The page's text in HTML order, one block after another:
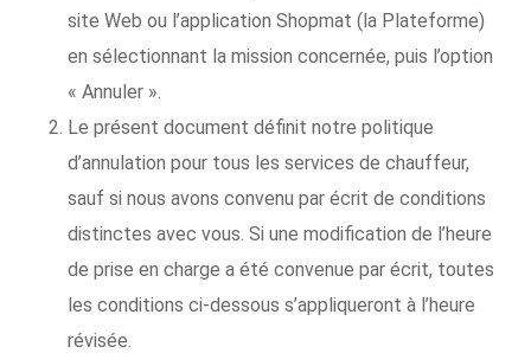
site Web ou l’application Shopmat (la Plateforme)
en sélectionnant la mission concernée, puis l’option
« Annuler ».
Le présent document définit notre politique
d’annulation pour tous les services de chauffeur,
sauf si nous avons convenu par écrit de conditions
distinctes avec vous. Si une modification de l’heure
de prise en charge a été convenue par écrit, toutes
les conditions ci-dessous s’appliqueront à l’heure
révisée.